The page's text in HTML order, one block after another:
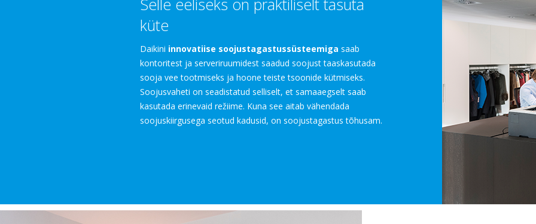
Selle eeliseks on praktiliselt tasuta
küte
Daikini innovatiise soojustagastussüsteemiga saab
kontoritest ja serveriruumidest saadud soojust taaskasutada
sooja vee tootmiseks ja hoone teiste tsoonide kütmiseks.
Soojusvaheti on seadistatud selliselt, et samaaegselt saab
kasutada erinevaid režiime. Kuna see aitab vähendada
soojuskiirgusega seotud kadusid, on soojustagastus tõhusam.